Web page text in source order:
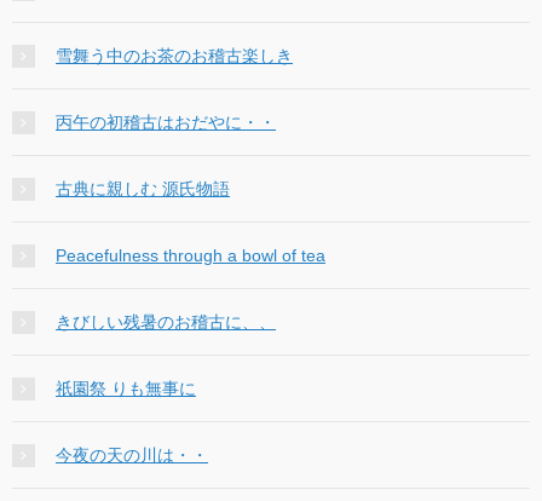
雪舞う中のお茶のお稽古楽しき
丙午の初稽古はおだやに・・
古典に親しむ 源氏物語
Peacefulness through a bowl of tea
きびしい残暑のお稽古に、、
祇園祭 りも無事に
今夜の天の川は・・